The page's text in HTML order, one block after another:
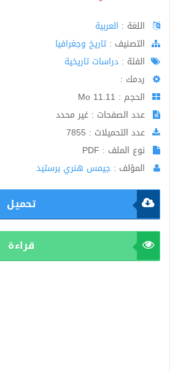
اللغة : العربية
اﻟﺘﺼﻨﻴﻒ : تاريخ وجغرافيا
الفئة : دراسات تاريخية
ردمك :
الحجم : 11.11 Mo
عدد الصفحات : غير محدد
عدد التحميلات : 7855
نوع الملف : PDF
المؤلف : جيمس هنري برستيد
تحميل
قراءة